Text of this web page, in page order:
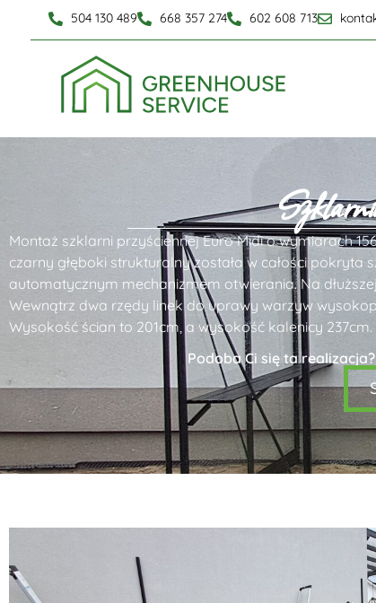
504 130 489 668 357 274 602 608 713
Montaż szklarni przyściennej Euro Midi o wymiarach
czarny głęboki strukturalny została w całości
automatycznym mechanizmem otwierania. Na
Wewnątrz dwa rzędy linek do uprawy warzyw
Wysokość ścian to 201cm, a wysokość kalenicy 237cm.
Podoba Ci się ta